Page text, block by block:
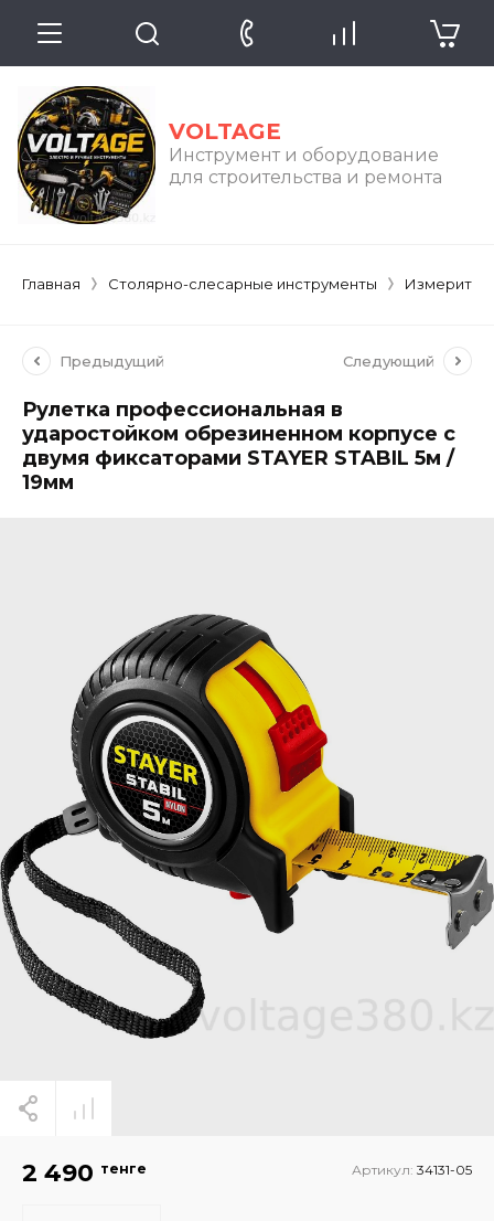
VOLTAGE
Инструмент и оборудование
для строительства и ремонта
Главная Столярно-слесарные инструменты
Предыдущий Следующий
Рулетка профессиональная в
ударостойком обрезиненном корпусе с
двумя фиксаторами STAYER STABIL 5м /
19мм
2 490 тенге Артикул: 34131-05